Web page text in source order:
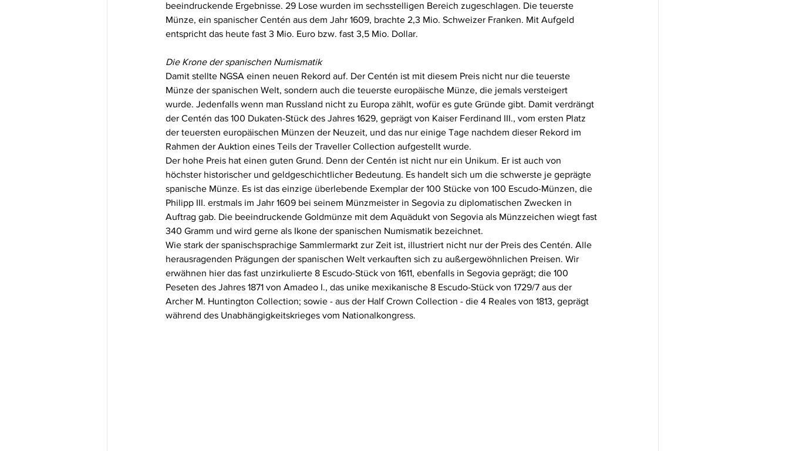
beeindruckende Ergebnisse. 29 Lose wurden im sechsstelligen Bereich zugeschlagen. Die teuerste
Münze, ein spanischer Centén aus dem Jahr 1609, brachte 2,3 Mio. Schweizer Franken. Mit Aufgeld
entspricht das heute fast 3 Mio. Euro bzw. fast 3,5 Mio. Dollar.
Die Krone der spanischen Numismatik
Damit stellte NGSA einen neuen Rekord auf. Der Centén ist mit diesem Preis nicht nur die teuerste
Münze der spanischen Welt, sondern auch die teuerste europäische Münze, die jemals versteigert
wurde. Jedenfalls wenn man Russland nicht zu Europa zählt, wofür es gute Gründe gibt. Damit verdrängt
der Centén das 100 Dukaten-Stück des Jahres 1629, geprägt von Kaiser Ferdinand III., vom ersten Platz
der teuersten europäischen Münzen der Neuzeit, und das nur einige Tage nachdem dieser Rekord im
Rahmen der Auktion eines Teils der Traveller Collection aufgestellt wurde.
Der hohe Preis hat einen guten Grund. Denn der Centén ist nicht nur ein Unikum. Er ist auch von
höchster historischer und geldgeschichtlicher Bedeutung. Es handelt sich um die schwerste je geprägte
spanische Münze. Es ist das einzige überlebende Exemplar der 100 Stücke von 100 Escudo-Münzen, die
Philipp III. erstmals im Jahr 1609 bei seinem Münzmeister in Segovia zu diplomatischen Zwecken in
Auftrag gab. Die beeindruckende Goldmünze mit dem Aquädukt von Segovia als Münzzeichen wiegt fast
340 Gramm und wird gerne als Ikone der spanischen Numismatik bezeichnet.
Wie stark der spanischsprachige Sammlermarkt zur Zeit ist, illustriert nicht nur der Preis des Centén. Alle
herausragenden Prägungen der spanischen Welt verkauften sich zu außergewöhnlichen Preisen. Wir
erwähnen hier das fast unzirkulierte 8 Escudo-Stück von 1611, ebenfalls in Segovia geprägt; die 100
Peseten des Jahres 1871 von Amadeo I., das unike mexikanische 8 Escudo-Stück von 1729/7 aus der
Archer M. Huntington Collection; sowie - aus der Half Crown Collection - die 4 Reales von 1813, geprägt
während des Unabhängigkeitskrieges vom Nationalkongress.